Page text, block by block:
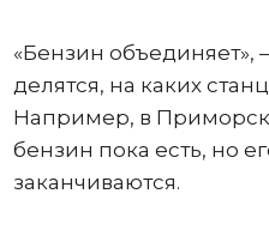
«Бензин объединяет»,
делятся, на каких
Например, в
бензин пока есть, но
заканчиваются.